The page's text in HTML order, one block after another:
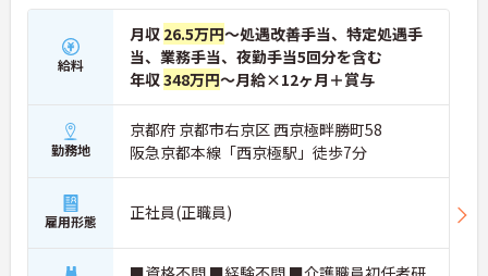
給料
月収 26.5万円～処遇改善手当、特定処遇手
当、業務手当、夜勤手当5回分を含む
年収348万円～月給×12ヶ月＋賞与
勤務地
京都府 京都市右京区 西京極畔勝町58
阪急京都本線「西京極駅」徒歩7分
雇用形態 正社員(正職員)